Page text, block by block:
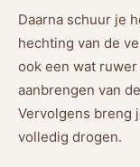
Daarna schuur je
hechting van de
ook een wat
aanbrengen van
Vervolgens breng
volledig drogen.